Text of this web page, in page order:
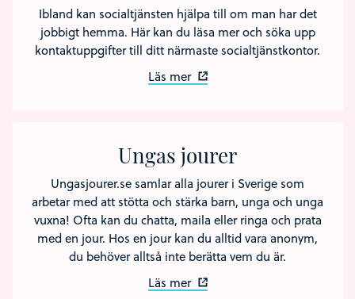
Ibland kan socialtjänsten hjälpa till om man har det
jobbigt hemma. Här kan du läsa mer och söka upp
kontaktuppgifter till ditt närmaste socialtjänstkontor.
Läs mer
Ungas jourer
Ungasjourer.se samlar alla jourer i Sverige som
arbetar med att stötta och stärka barn, unga och unga
vuxna! Ofta kan du chatta, maila eller ringa och prata
med en jour. Hos en jour kan du alltid vara anonym,
du behöver alltså inte berätta vem du är.
Läs mer